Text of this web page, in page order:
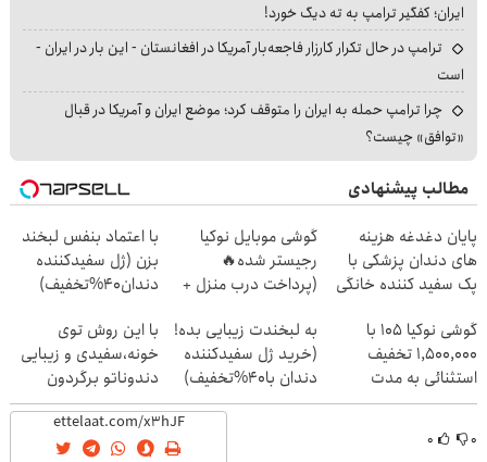
ایران؛ کفگیر ترامپ به ته دیگ خورد!
ترامپ در حال تکرار کارزار فاجعه‌بار آمریکا در افغانستان - این بار در ایران -
است
چرا ترامپ حمله به ایران را متوقف کرد؛ موضع ایران و آمریکا در قبال
«توافق» چیست؟
مطالب پیشنهادی
پایان دغدغه هزینه
های دندان پزشکی با
پک سفید کننده خانگی
گوشی موبایل نوکیا
رجیستر شده🔥
(پرداخت درب منزل +
با اعتماد بنفس لبخند
بزن (ژل سفیدکننده
دندان40%تخفیف)
گوشی نوکیا 105 با
1,500,000 تخفیف
استثنائی به مدت
محدود🔥
به لبخندت زیبایی بده!
(خرید ژل سفیدکننده
دندان با40%تخفیف)
با این روش توی
خونه،سفیدی و زیبایی
دندوناتو برگردون
(40%off)
۰ ۰